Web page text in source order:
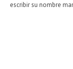
escribir su nombre